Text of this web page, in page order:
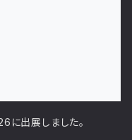
に出展しました。